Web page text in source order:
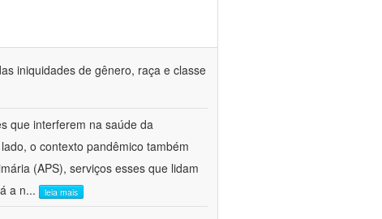
iniquidades de gênero, raça e classe
que interferem na saúde da
o contexto pandêmico também
(APS), serviços esses que lidam
a n... leia mais